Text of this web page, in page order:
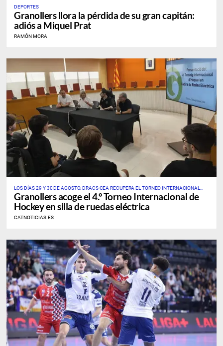
DEPORTES
Granollers llora la pérdida de su gran capitán:
adiós a Miquel Prat
RAMÓN MORA
LOS DÍAS 29 Y 30 DE AGOSTO, DRACS CEA RECUPERA EL TORNEO INTERNACIONAL
ÚNICO DE ESTE DEPORTE EN CATALUÑA Y EN ESPAÑA
Granollers acoge el 4.º Torneo Internacional de
Hockey en silla de ruedas eléctrica
CATNOTICIAS.ES